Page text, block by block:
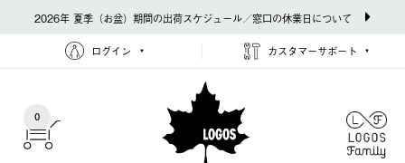
2026年 夏季（お盆）期間の出荷スケジュール／窓口の休業日について
ログイン カスタマーサポート
0